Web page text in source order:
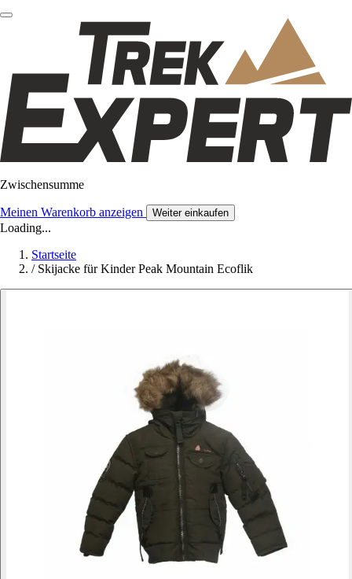
Zwischensumme
Meinen Warenkorb anzeigen Weiter einkaufen
Loading...
Startseite
/ Skijacke für Kinder Peak Mountain Ecoflik